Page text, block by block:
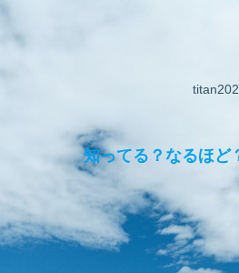
知ってる？なるほど